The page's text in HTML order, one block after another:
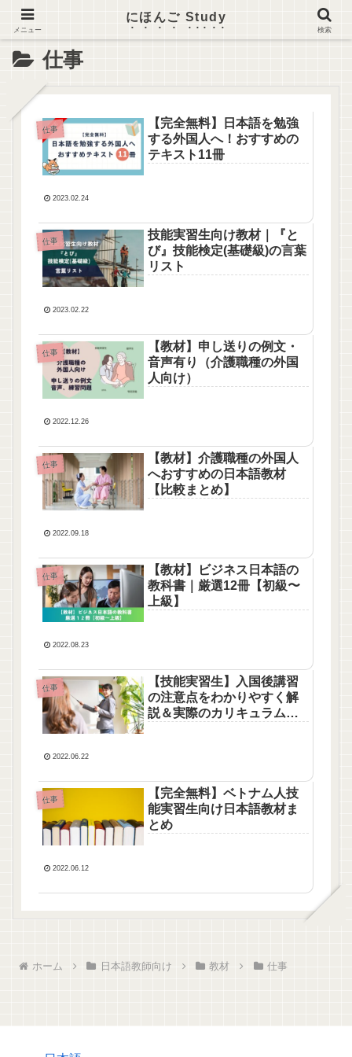
仕事
仕事
【完全無料】日本語を勉強
する外国人へ！おすすめの
テキスト11冊
2023.02.24
仕事
技能実習生向け教材｜『と
び』技能検定(基礎級)の言葉
リスト
2023.02.22
仕事
【教材】申し送りの例文・
音声有り（介護職種の外国
人向け）
2022.12.26
仕事
【教材】介護職種の外国人
へおすすめの日本語教材
【比較まとめ】
2022.09.18
仕事
【教材】ビジネス日本語の
教科書｜厳選12冊【初級〜
上級】
2022.08.23
仕事
【技能実習生】入国後講習
の注意点をわかりやすく解
説＆実際のカリキュラムも
2022.06.22
仕事
【完全無料】ベトナム人技
能実習生向け日本語教材ま
とめ
2022.06.12
ホーム 日本語教師向け 教材 仕事
メニュー
にほんご Study
検索